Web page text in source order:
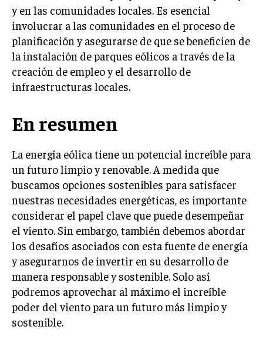
ÉTICA EMPRESARIAL Y RESPONSABILIDAD
BLOG
Carlos Rojas
tecnológico. Mi objetivo es explorar y explicar las
innovaciones que moldean nuestro futuro. En mis
ratos libres, disfruto de la meditación, una práctica
que me ayuda a mantener la claridad en el rápido mundo de la
tecnología.
Aparece en periódicos digitales y domina los buscadores,
Infórmate aquí.
y en las comunidades locales. Es esencial
involucrar a las comunidades en el proceso de
planificación y asegurarse de que se beneficien de
la instalación de parques eólicos a través de la
creación de empleo y el desarrollo de
infraestructuras locales.
En resumen
La energía eólica tiene un potencial increíble para
un futuro limpio y renovable. A medida que
buscamos opciones sostenibles para satisfacer
nuestras necesidades energéticas, es importante
considerar el papel clave que puede desempeñar
el viento. Sin embargo, también debemos abordar
los desafíos asociados con esta fuente de energía
y asegurarnos de invertir en su desarrollo de
manera responsable y sostenible. Solo así
podremos aprovechar al máximo el increíble
poder del viento para un futuro más limpio y
sostenible.